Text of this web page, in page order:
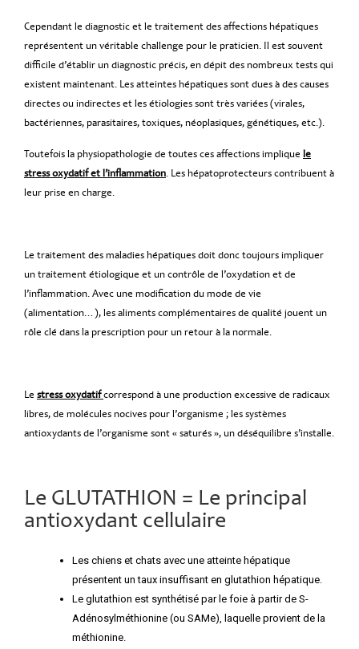
Cependant le diagnostic et le traitement des affections hépatiques
représentent un véritable challenge pour le praticien. Il est souvent
difficile d’établir un diagnostic précis, en dépit des nombreux tests qui
existent maintenant. Les atteintes hépatiques sont dues à des causes
directes ou indirectes et les étiologies sont très variées (virales,
bactériennes, parasitaires, toxiques, néoplasiques, génétiques, etc.).
Toutefois la physiopathologie de toutes ces affections implique le
stress oxydatif et l’inflammation. Les hépatoprotecteurs contribuent à
leur prise en charge.
Le traitement des maladies hépatiques doit donc toujours impliquer
un traitement étiologique et un contrôle de l’oxydation et de
l’inflammation. Avec une modification du mode de vie
(alimentation…), les aliments complémentaires de qualité jouent un
rôle clé dans la prescription pour un retour à la normale.
Le stress oxydatifcorrespond à une production excessive de radicaux
libres, de molécules nocives pour l’organisme ; les systèmes
antioxydants de l’organisme sont « saturés », un déséquilibre s’installe.
Le GLUTATHION = Le principal
antioxydant cellulaire
Les chiens et chats avec une atteinte hépatique
présentent un taux insuffisant en glutathion hépatique.
Le glutathion est synthétisé par le foie à partir de S-
Adénosylméthionine (ou SAMe), laquelle provient de la
méthionine.